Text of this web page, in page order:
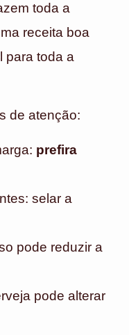
toda a
receita boa
para toda a
de atenção:
prefira
selar a
pode reduzir a
pode alterar